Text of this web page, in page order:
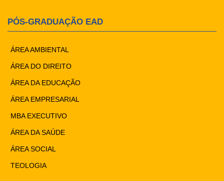
PÓS-GRADUAÇÃO EAD
ÁREA AMBIENTAL
ÁREA DO DIREITO
ÁREA DA EDUCAÇÃO
ÁREA EMPRESARIAL
MBA EXECUTIVO
ÁREA DA SAÚDE
ÁREA SOCIAL
TEOLOGIA